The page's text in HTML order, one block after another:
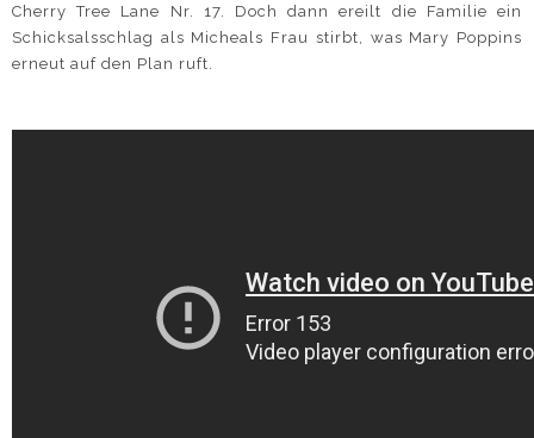
Cherry Tree Lane Nr. 17. Doch dann ereilt die Familie ein
Schicksalsschlag als Micheals Frau stirbt, was Mary Poppins
erneut auf den Plan ruft.